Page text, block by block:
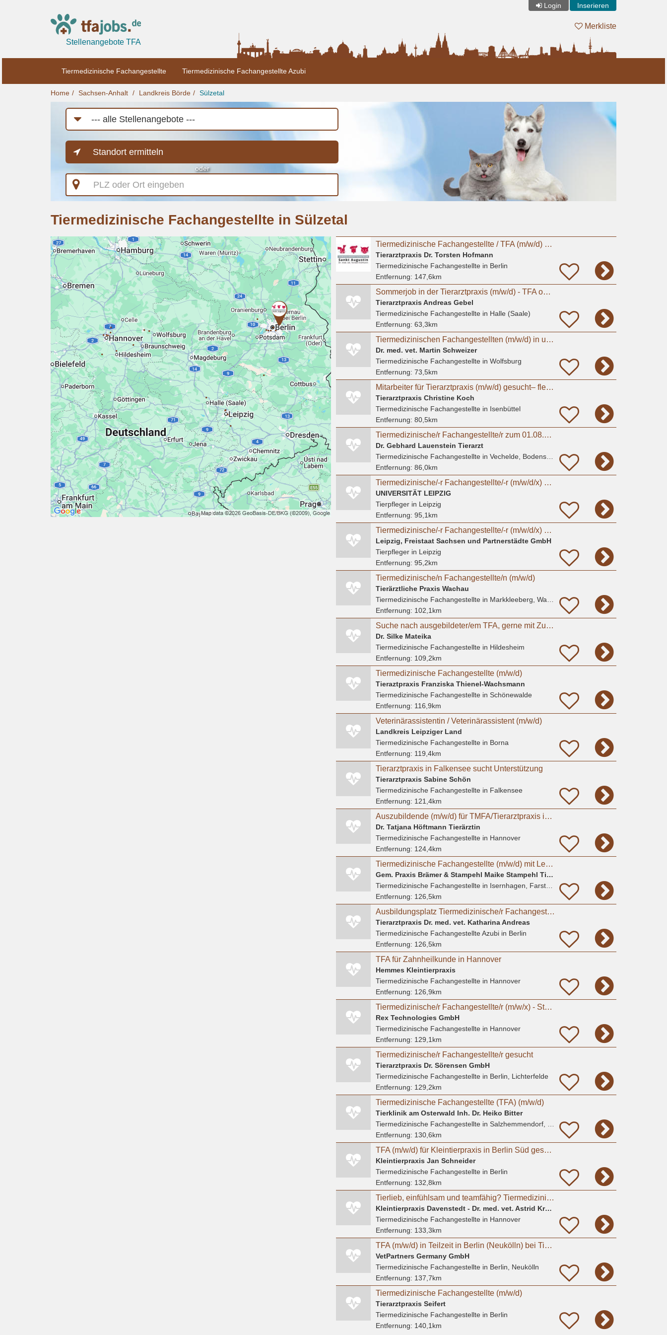
Login Inserieren
Stellenangebote TFA
Merkliste
Tiermedizinische Fachangestellte Tiermedizinische Fachangestellte Azubi
Home Sachsen-Anhalt Landkreis Börde Sülzetal
Job-
Kategorie
Standort ermitteln
oder
PLZ
oder
Ort
Tiermedizinische Fachangestellte in Sülzetal
Tiermedizinische Fachangestellte / TFA (m/w/d) – Berlin-Biesdorf
Tierarztpraxis Dr. Torsten Hofmann
Tiermedizinische Fachangestelltein Berlin
Entfernung: 147,6km
Sommerjob in der Tierarztpraxis (m/w/d) - TFA oder Studierende Tiermedizin
Tierarztpraxis Andreas Gebel
Tiermedizinische Fachangestelltein Halle (Saale)
Entfernung: 63,3km
Tiermedizinischen Fachangestellten (m/w/d) in unserer Kleintierarztpraxis in Fallersleben
Dr. med. vet. Martin Schweizer
Tiermedizinische Fachangestelltein Wolfsburg
Entfernung: 73,5km
Mitarbeiter für Tierarztpraxis (m/w/d) gesucht– flexible Arbeitszeiten, moderne Praxis
Tierarztpraxis Christine Koch
Tiermedizinische Fachangestelltein Isenbüttel
Entfernung: 80,5km
Tiermedizinische/r Fachangestellte/r zum 01.08.2026
Dr. Gebhard Lauenstein Tierarzt
Tiermedizinische Fachangestelltein Vechelde, Bodenstedt
Entfernung: 86,0km
Tiermedizinische/-r Fachangestellte/-r (m/w/d/x) oder Tierpfleger/-in (m/w/d/x) für den Bereich
UNIVERSITÄT LEIPZIG
Tierpflegerin Leipzig
Entfernung: 95,1km
Tiermedizinische/-r Fachangestellte/-r (m/w/d/x) oder Tierpfleger/in (m/w/d/x) für den Bereich
Leipzig, Freistaat Sachsen und Partnerstädte GmbH
Tierpflegerin Leipzig
Entfernung: 95,2km
Tiermedizinische/n Fachangestellte/n (m/w/d)
Tierärztliche Praxis Wachau
Tiermedizinische Fachangestelltein Markkleeberg, Wachau
Entfernung: 102,1km
Suche nach ausgebildeter/em TFA, gerne mit ZusatzqualifikationTierphysiotherapie
Dr. Silke Mateika
Tiermedizinische Fachangestelltein Hildesheim
Entfernung: 109,2km
Tiermedizinische Fachangestellte (m/w/d)
Tieraztpraxis Franziska Thienel-Wachsmann
Tiermedizinische Fachangestelltein Schönewalde
Entfernung: 116,9km
Veterinärassistentin / Veterinärassistent (m/w/d)
Landkreis Leipziger Land
Tiermedizinische Fachangestelltein Borna
Entfernung: 119,4km
Tierarztpraxis in Falkensee sucht Unterstützung
Tierarztpraxis Sabine Schön
Tiermedizinische Fachangestelltein Falkensee
Entfernung: 121,4km
Auszubildende (m/w/d) für TMFA/Tierarztpraxis in Hannover gesucht
Dr. Tatjana Höftmann Tierärztin
Tiermedizinische Fachangestelltein Hannover
Entfernung: 124,4km
Tiermedizinische Fachangestellte (m/w/d) mit Leidenschaft für Kleintiere gesucht
Gem. Praxis Brämer & Stampehl Maike Stampehl Tierarztpraxis
Tiermedizinische Fachangestelltein Isernhagen, Farster Bauerschaft
Entfernung: 126,5km
Ausbildungsplatz Tiermedizinische/r Fachangestellte/r gesucht?
Tierarztpraxis Dr. med. vet. Katharina Andreas
Tiermedizinische Fachangestellte Azubiin Berlin
Entfernung: 126,5km
TFA für Zahnheilkunde in Hannover
Hemmes Kleintierpraxis
Tiermedizinische Fachangestelltein Hannover
Entfernung: 126,9km
Tiermedizinische/r Fachangestellte/r (m/w/x) - Standort Hannover
Rex Technologies GmbH
Tiermedizinische Fachangestelltein Hannover
Entfernung: 129,1km
Tiermedizinische/r Fachangestellte/r gesucht
Tierarztpraxis Dr. Sörensen GmbH
Tiermedizinische Fachangestelltein Berlin, Lichterfelde
Entfernung: 129,2km
Tiermedizinische Fachangestellte (TFA) (m/w/d)
Tierklinik am Osterwald Inh. Dr. Heiko Bitter
Tiermedizinische Fachangestelltein Salzhemmendorf, Oldendorf
Entfernung: 130,6km
TFA (m/w/d) für Kleintierpraxis in Berlin Süd gesucht (20-35h)
Kleintierpraxis Jan Schneider
Tiermedizinische Fachangestelltein Berlin
Entfernung: 132,8km
Tierlieb, einfühlsam und teamfähig? Tiermedizinische Fachangestellte(m/w/d), Tierpfleger*in
Kleintierpraxis Davenstedt - Dr. med. vet. Astrid Krause-Lürig
Tiermedizinische Fachangestelltein Hannover
Entfernung: 133,3km
TFA (m/w/d) in Teilzeit in Berlin (Neukölln) bei Tierarztpraxis Sarah Watson
VetPartners Germany GmbH
Tiermedizinische Fachangestelltein Berlin, Neukölln
Entfernung: 137,7km
Tiermedizinische Fachangestellte (m/w/d)
Tierarztpraxis Seifert
Tiermedizinische Fachangestelltein Berlin
Entfernung: 140,1km